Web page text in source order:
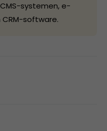
systemen, e-
software.